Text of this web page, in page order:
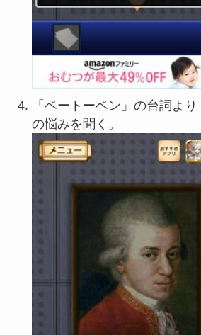
「ベートーベン」の台詞より
の悩みを聞く。